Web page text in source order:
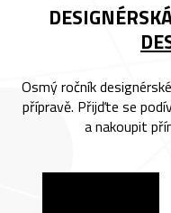
Osmý ročník
přípravě. Přijďte se
a nakoupit